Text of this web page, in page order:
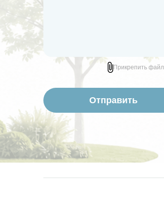
Прикрепить файл